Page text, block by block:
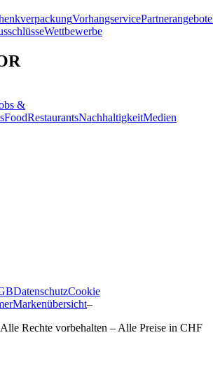
VorhangservicePartnerangebote
Wettbewerbe
&
FoodRestaurantsNachhaltigkeitMedien
DatenschutzCookie
Markenübersicht–
Rechte vorbehalten – Alle Preise in CHF